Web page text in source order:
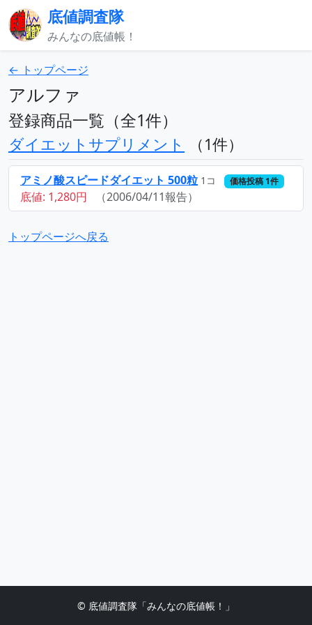
底値調査隊
みんなの底値帳！
← トップページ
アルファ
登録商品一覧（全1件）
ダイエットサプリメント （1件）
アミノ酸スピードダイエット 500粒 1コ 価格投稿 1件
底値: 1,280円 （2006/04/11報告）
トップページへ戻る
© 底値調査隊「みんなの底値帳！」